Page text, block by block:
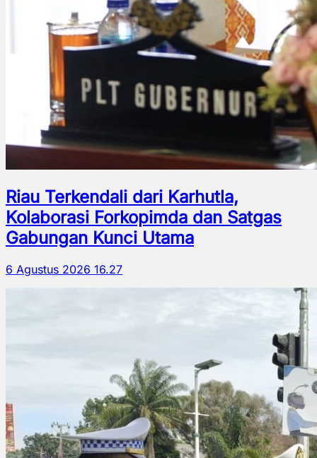
Riau Terkendali dari Karhutla,
Kolaborasi Forkopimda dan Satgas
Gabungan Kunci Utama
6 Agustus 2026 16.27